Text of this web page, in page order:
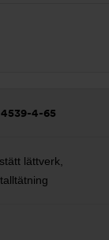
4539-4-65
lättverk,